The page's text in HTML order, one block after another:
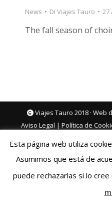
News Di Viajes Tauro 27
The fall season of
Viajes Tauro 2018 · Web
Aviso Legal | Política de
Esta página web utiliza
Asumimos que está de
puede rechazarlas si lo cree
Deutsch English